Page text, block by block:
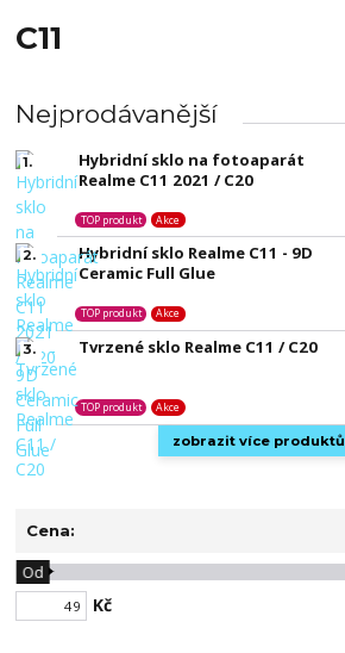
C11
Nejprodávanější
1.
Hybridní sklo na fotoaparát
Realme C11 2021 / C20
TOP produkt Akce
2.
Hybridní sklo Realme C11 - 9D
Ceramic Full Glue
TOP produkt Akce
3. Tvrzené sklo Realme C11 / C20
TOP produkt Akce
zobrazit více produktů
Cena:
Kč
Od